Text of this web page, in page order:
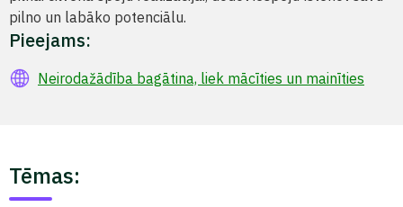
pilno un labāko potenciālu.
Pieejams:
Neirodažādība bagātina, liek mācīties un mainīties
Tēmas: